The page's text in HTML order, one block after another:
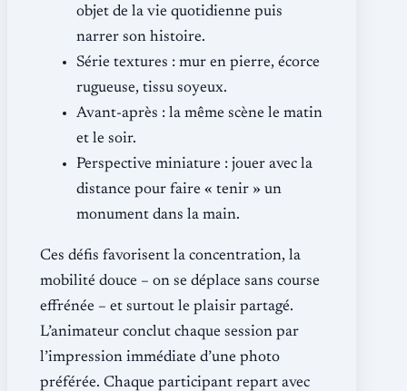
objet de la vie quotidienne puis
narrer son histoire.
Série textures : mur en pierre, écorce
rugueuse, tissu soyeux.
Avant-après : la même scène le matin
et le soir.
Perspective miniature : jouer avec la
distance pour faire « tenir » un
monument dans la main.
Ces défis favorisent la concentration, la
mobilité douce – on se déplace sans course
effrénée – et surtout le plaisir partagé.
L’animateur conclut chaque session par
l’impression immédiate d’une photo
préférée. Chaque participant repart avec